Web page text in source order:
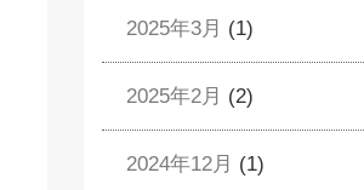
2025年3月 (1)
2025年2月 (2)
2024年12月 (1)